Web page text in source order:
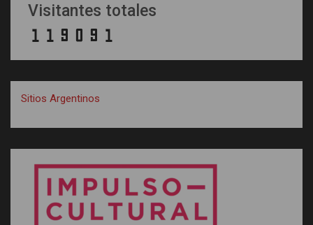
Visitantes totales
Sitios Argentinos